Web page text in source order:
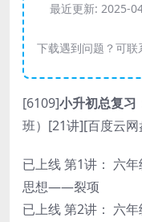
最近更新: 2025-
下载遇到问题？可
[6109]小升初总复习
班）[21讲][百度云网
已上线 第1讲： 六
思想——裂项
已上线 第2讲： 六